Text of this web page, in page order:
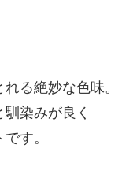
る絶妙な色味。
染みが良く
す。